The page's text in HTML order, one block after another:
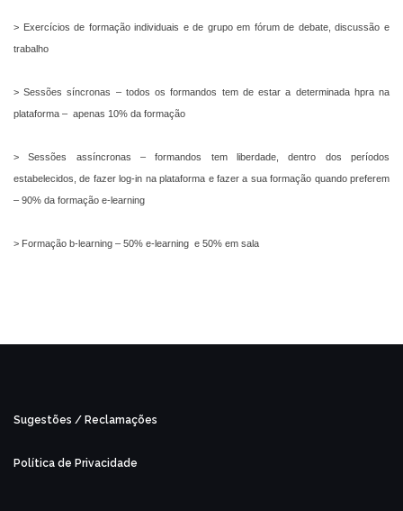
> Exercícios de formação individuais e de grupo em fórum de debate, discussão e
trabalho
> Sessões síncronas – todos os formandos tem de estar a determinada hpra na
plataforma – apenas 10% da formação
> Sessões assíncronas – formandos tem liberdade, dentro dos períodos
estabelecidos, de fazer log-in na plataforma e fazer a sua formação quando preferem
– 90% da formação e-learning
> Formação b-learning – 50% e-learning e 50% em sala
Sugestões / Reclamações
Política de Privacidade